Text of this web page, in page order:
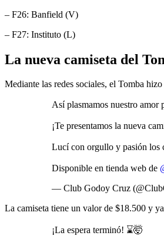
– F26: Banfield (V)
– F27: Instituto (L)
La nueva camiseta del
Mediante las redes sociales, el Tomba
Así plasmamos nuestro
¡Te presentamos la nueva
Lucí con orgullo y pasión los
Disponible en tienda web de
— Club Godoy Cruz
La camiseta tiene un valor de $18.500 y
¡La espera terminó! ⌛🤯